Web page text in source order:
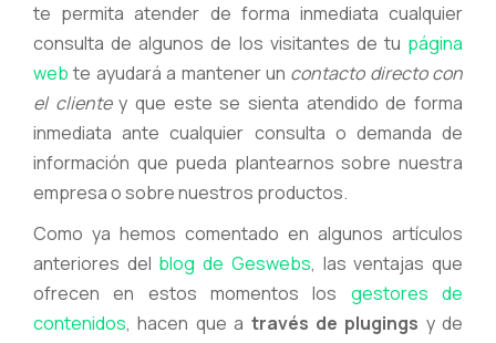
te permita atender de forma inmediata cualquier
consulta de algunos de los visitantes de tu página
web te ayudará a mantener un contacto directo con
el clientey que este se sienta atendido de forma
inmediata ante cualquier consulta o demanda de
información que pueda plantearnos sobre nuestra
empresa o sobre nuestros productos.
Como ya hemos comentado en algunos artículos
anteriores del blog de Geswebs, las ventajas que
ofrecen en estos momentos los gestores de
contenidos, hacen que a través de plugings y de